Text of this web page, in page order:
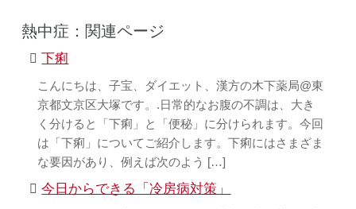
熱中症：関連ページ
下痢
こんにちは、子宝、ダイエット、漢方の木下薬局@東
京都文京区大塚です。.日常的なお腹の不調は、大き
く分けると「下痢」と「便秘」に分けられます。今回
は「下痢」についてご紹介します。下痢にはさまざま
な要因があり、例えば次のよう […]
今日からできる「冷房病対策」